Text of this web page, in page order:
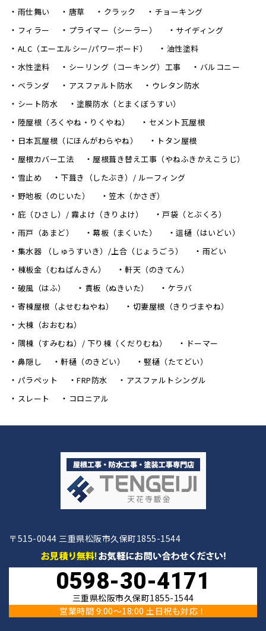
雨仕舞い 唐草 クラック
チョーキング
フィラー
プライマー（シーラー）
サイディング
ALC（エーエルシー/パワーボード）
油性塗料
水性塗料
シーリング（コーキング）工事
バルコニー
ベランダ
アスファルト防水
ウレタン防水
シート防水
塗膜防水（とまくぼうすい）
陸屋根（ろくやね・りくやね）
セメント瓦屋根
日本瓦屋根（にほんがわらやね）
トタン屋根
屋根カバー工法
屋根葺き替え工事（やねふきかえこうじ）
雪止め
下葺き（したぶき）/ ルーフィング
野地板（のじいた）
笠木（かさぎ）
庇（ひさし）/ 霧よけ（きりよけ）
戸袋（とぶくろ）
雨戸（あまど）
幕板（まくいた）
這樋（はいどい）
集水器 （しゅうすいき）/上合（じょうごう）
雨どい
棟板金（むねばんきん）
軒天（のきてん）
破風（はふ）
貫板（ぬきいた）
ケラバ
寄棟屋根（よせむねやね）
切妻屋根（きりづまやね）
大棟（おおむね）
隅棟（すみむね）/ 下り棟（くだりむね）
ドーマー
鼻隠し
軒樋（のきどい）
竪樋（たてどい）
パラペット
FRP防水
アスファルトシングル
スレート
コロニアル
〒515-0044 三重県松阪市久保町1855-1544
0598-30-4171
三重県松阪市久保町1855-1544
営業時間 9:00〜18:00 土日祝も対応！